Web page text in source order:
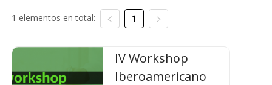
1 elementos en total: 1
IV Workshop
Iberoamericano